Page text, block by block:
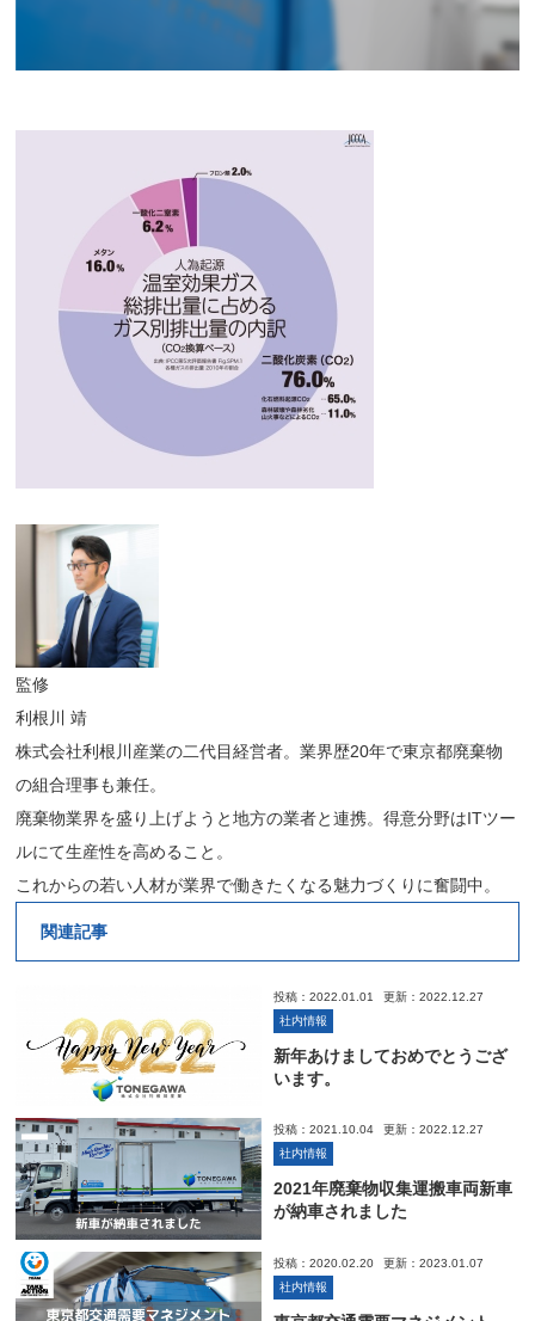
監修
利根川 靖
株式会社利根川産業の二代目経営者。業界歴20年で東京都廃棄物
の組合理事も兼任。
廃棄物業界を盛り上げようと地方の業者と連携。得意分野はITツー
ルにて生産性を高めること。
これからの若い人材が業界で働きたくなる魅力づくりに奮闘中。
関連記事
投稿：2022.01.01
更新：2022.12.27
社内情報
新年あけましておめでとうござ
います。
投稿：2021.10.04
更新：2022.12.27
社内情報
2021年廃棄物収集運搬車両新車
が納車されました
投稿：2020.02.20
更新：2023.01.07
社内情報